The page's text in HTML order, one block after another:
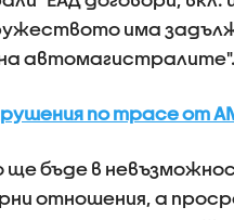
има
автомагистралите".
по трасе от
бъде в
отношения, а